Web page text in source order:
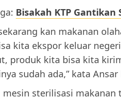
Bisakah KTP Gantikan
kan makanan
kita ekspor keluar
produk kita bisa kita
sudah ada,” kata Ansar
mesin sterilisasi